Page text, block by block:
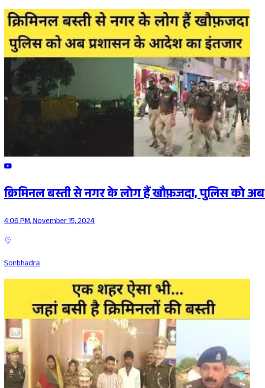
क्रिमिनल बस्ती से नगर के लोग हैं खौफ़जदा, पुलिस को
4:06 PM, November 15, 2024
Sonbhadra